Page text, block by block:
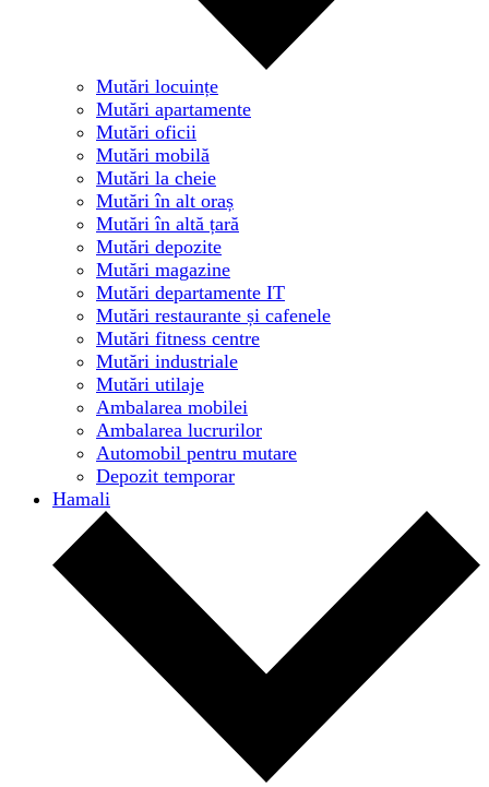
Mutări locuințe
Mutări apartamente
Mutări oficii
Mutări mobilă
Mutări la cheie
Mutări în alt oraș
Mutări în altă țară
Mutări depozite
Mutări magazine
Mutări departamente IT
Mutări restaurante și cafenele
Mutări fitness centre
Mutări industriale
Mutări utilaje
Ambalarea mobilei
Ambalarea lucrurilor
Automobil pentru mutare
Depozit temporar
Hamali